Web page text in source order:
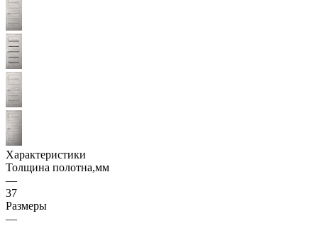
Характеристики
Толщина полотна,мм
—
37
Размеры
—